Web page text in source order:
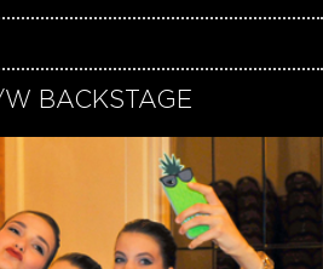
BACKSTAGE